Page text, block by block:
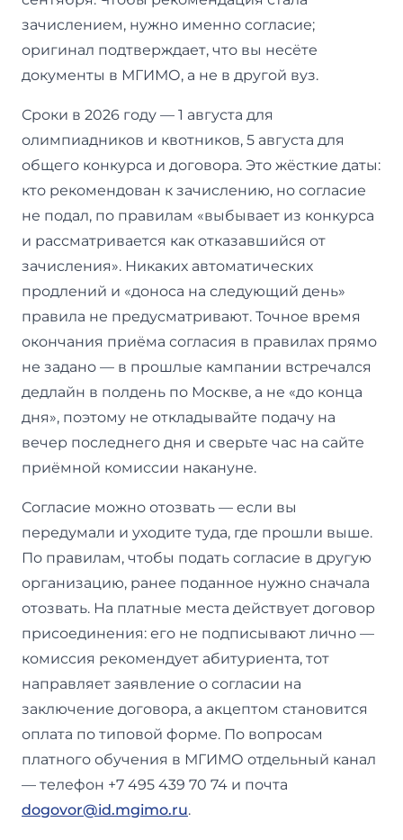
зачислением, нужно именно согласие;
оригинал подтверждает, что вы несёте
документы в МГИМО, а не в другой вуз.
Сроки в 2026 году — 1 августа для
олимпиадников и квотников, 5 августа для
общего конкурса и договора. Это жёсткие даты:
кто рекомендован к зачислению, но согласие
не подал, по правилам «выбывает из конкурса
и рассматривается как отказавшийся от
зачисления». Никаких автоматических
продлений и «доноса на следующий день»
правила не предусматривают. Точное время
окончания приёма согласия в правилах прямо
не задано — в прошлые кампании встречался
дедлайн в полдень по Москве, а не «до конца
дня», поэтому не откладывайте подачу на
вечер последнего дня и сверьте час на сайте
приёмной комиссии накануне.
Согласие можно отозвать — если вы
передумали и уходите туда, где прошли выше.
По правилам, чтобы подать согласие в другую
организацию, ранее поданное нужно сначала
отозвать. На платные места действует договор
присоединения: его не подписывают лично —
комиссия рекомендует абитуриента, тот
направляет заявление о согласии на
заключение договора, а акцептом становится
оплата по типовой форме. По вопросам
платного обучения в МГИМО отдельный канал
— телефон +7 495 439 70 74 и почта
dogovor@id.mgimo.ru.